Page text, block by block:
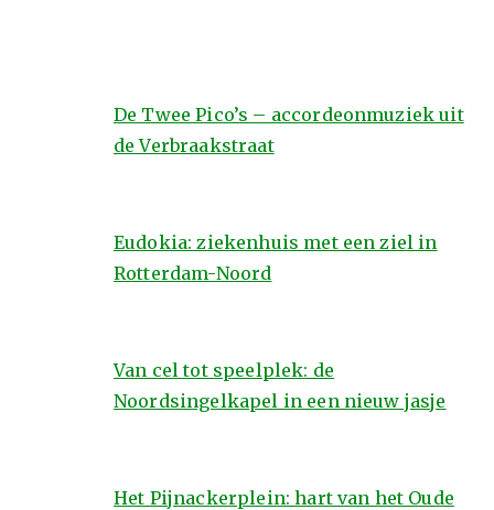
De Twee Pico’s – accordeonmuziek uit
de Verbraakstraat
Eudokia: ziekenhuis met een ziel in
Rotterdam-Noord
Van cel tot speelplek: de
Noordsingelkapel in een nieuw jasje
Het Pijnackerplein: hart van het Oude